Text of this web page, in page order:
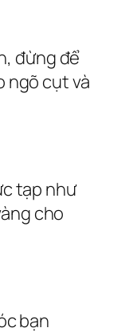
đừng để
ngõ cụt và
tạp như
cho
bạn